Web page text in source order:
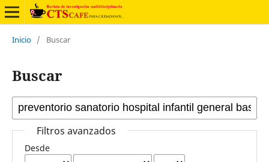
Inicio / Buscar
Buscar
Filtros avanzados
Desde